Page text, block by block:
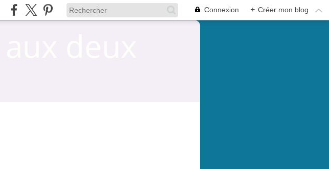
Connexion + Créer mon blog